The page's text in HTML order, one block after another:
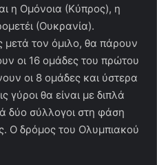
η Ομόνοια (Κύπρος), η
(Ουκρανία).
τον όμιλο, θα πάρουν
οι 16 ομάδες του πρώτου
οι 8 ομάδες και ύστερα
γύροι θα είναι με διπλά
δύο σύλλογοι στη φάση
Ο δρόμος του Ολυμπιακού